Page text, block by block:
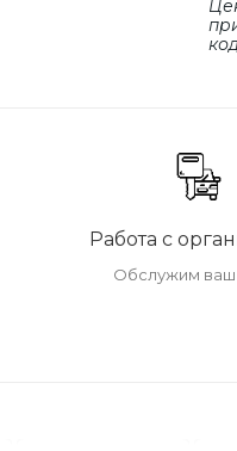
Работа с
Обслужим ваш